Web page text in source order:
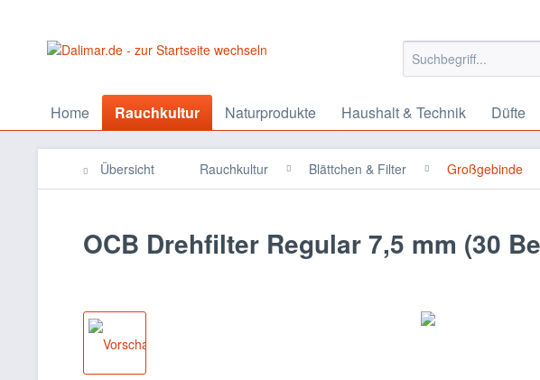
Home Rauchkultur Naturprodukte Haushalt & Technik Düfte
Übersicht Rauchkultur Blättchen & Filter Großgebinde
OCB Drehfilter Regular 7,5 mm (30